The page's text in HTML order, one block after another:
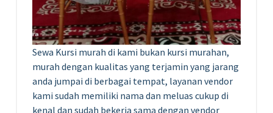
Sewa Kursi murah di kami bukan kursi murahan,
murah dengan kualitas yang terjamin yang jarang
anda jumpai di berbagai tempat, layanan vendor
kami sudah memiliki nama dan meluas cukup di
kenal dan sudah bekerja sama dengan vendor